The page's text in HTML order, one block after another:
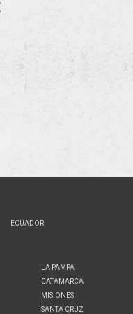
ECUADOR
LA PAMPA
CATAMARCA
MISIONES
SANTA CRUZ